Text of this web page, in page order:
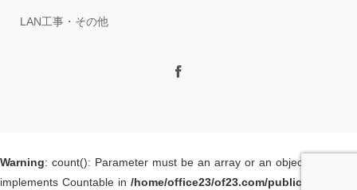
LAN工事・その他
Warning: count(): Parameter must be an array or an object that
implements Countable in /home/office23/of23.com/public_html/wp-